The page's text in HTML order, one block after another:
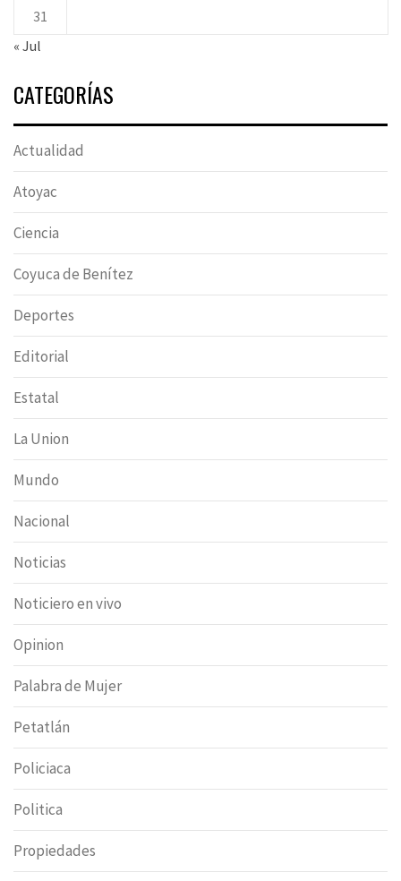
31
« Jul
CATEGORÍAS
Actualidad
Atoyac
Ciencia
Coyuca de Benítez
Deportes
Editorial
Estatal
La Union
Mundo
Nacional
Noticias
Noticiero en vivo
Opinion
Palabra de Mujer
Petatlán
Policiaca
Politica
Propiedades